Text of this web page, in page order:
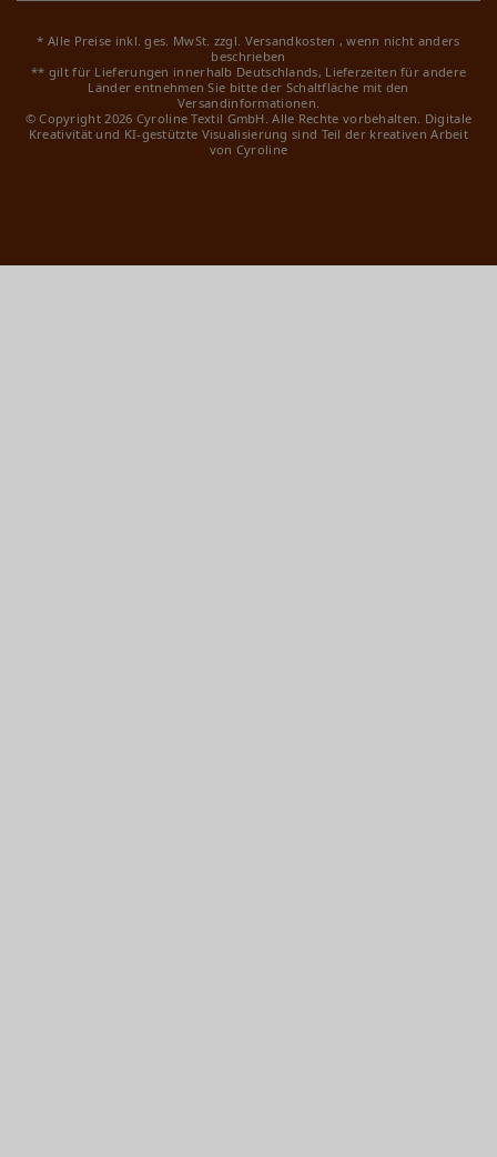
* Alle Preise inkl. ges. MwSt. zzgl. Versandkosten , wenn nicht anders
beschrieben
** gilt für Lieferungen innerhalb Deutschlands, Lieferzeiten für andere
Länder entnehmen Sie bitte der Schaltfläche mit den
Versandinformationen.
© Copyright 2026 Cyroline Textil GmbH. Alle Rechte vorbehalten. Digitale
Kreativität und KI-gestützte Visualisierung sind Teil der kreativen Arbeit
von Cyroline